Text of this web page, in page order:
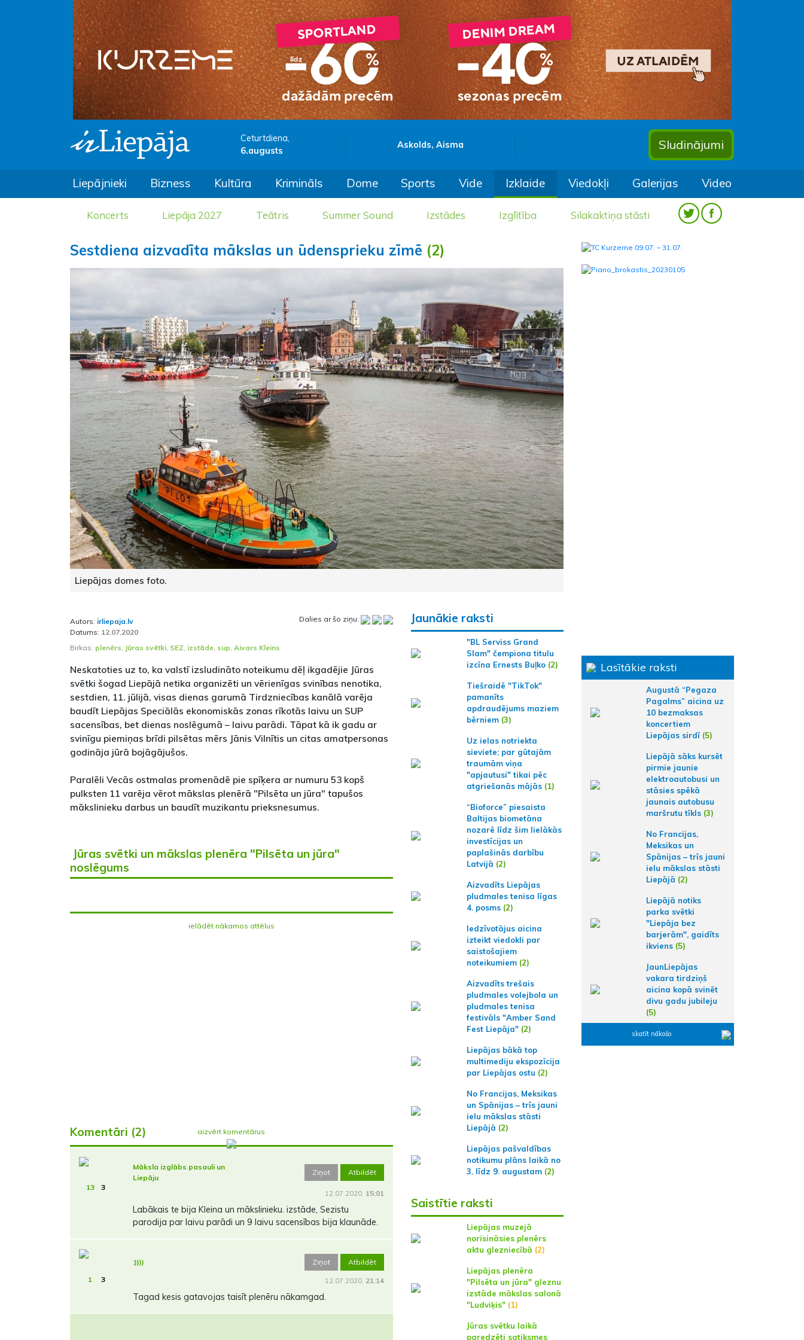
Ceturtdiena,
6.augusts
Askolds, Aisma Sludinājumi
Liepājnieki Bizness Kultūra Krimināls Dome Sports Vide Izklaide Viedokļi Galerijas Video
Koncerts Liepāja 2027 Teātris Summer Sound Izstādes Izglītība Silakaktiņa stāsti
Sestdiena aizvadīta mākslas un ūdensprieku zīmē (2)
Liepājas domes foto.
Autors: irliepaja.lv
Datums: 12.07.2020
Dalies ar šo ziņu:
Birkas: plenērs Jūras svētki SEZ izstāde sup Aivars Kleins
Neskatoties uz to, ka valstī izsludināto noteikumu dēļ ikgadējie Jūras
svētki šogad Liepājā netika organizēti un vērienīgas svinības nenotika,
sestdien, 11. jūlijā, visas dienas garumā Tirdzniecības kanālā varēja
baudīt Liepājas Speciālās ekonomiskās zonas rīkotās laivu un SUP
sacensības, bet dienas noslēgumā – laivu parādi. Tāpat kā ik gadu ar
svinīgu piemiņas brīdi pilsētas mērs Jānis Vilnītis un citas amatpersonas
godināja jūrā bojāgājušos.
Paralēli Vecās ostmalas promenādē pie spīķera ar numuru 53 kopš
pulksten 11 varēja vērot mākslas plenērā "Pilsēta un jūra" tapušos
mākslinieku darbus un baudīt muzikantu prieksnesumus.
Jūras svētki un mākslas plenēra "Pilsēta un jūra"
noslēgums
ielādēt nākamos attēlus
Komentāri (2) aizvērt komentārus
13 3
Māksla izglābs pasauli un
Liepāju
Ziņot Atbildēt
12.07.2020. 15:01
Labākais te bija Kleina un mākslinieku. izstāde, Sezistu
parodija par laivu parādi un 9 laivu sacensības bija klaunāde.
1 3
:)))) Ziņot Atbildēt
12.07.2020. 21:14
Tagad kesis gatavojas taisīt plenēru nākamgad.
Jaunākie raksti
"BL Serviss Grand
Slam" čempiona titulu
izcīna Ernests Buļko(2)
Tiešraidē "TikTok"
pamanīts
apdraudējums maziem
bērniem(3)
Uz ielas notriekta
sieviete; par gūtajām
traumām viņa
"apjautusi" tikai pēc
atgriešanās mājās(1)
“Bioforce” piesaista
Baltijas biometāna
nozarē līdz šim lielākās
investīcijas un
paplašinās darbību
Latvijā (2)
Aizvadīts Liepājas
pludmales tenisa līgas
4. posms(2)
Iedzīvotājus aicina
izteikt viedokli par
saistošajiem
noteikumiem (2)
Aizvadīts trešais
pludmales volejbola un
pludmales tenisa
festivāls "Amber Sand
Fest Liepāja"(2)
Liepājas bākā top
multimediju ekspozīcija
par Liepājas ostu (2)
No Francijas, Meksikas
un Spānijas – trīs jauni
ielu mākslas stāsti
Liepājā (2)
Liepājas pašvaldības
notikumu plāns laikā no
3. līdz 9. augustam(2)
Saistītie raksti
Liepājas muzejā
norisināsies plenērs
aktu glezniecībā (2)
Liepājas plenēra
"Pilsēta un jūra" gleznu
izstāde mākslas salonā
"Ludviķis"(1)
Jūras svētku laikā
paredzēti satiksmes
Lasītākie raksti
Augustā “Pegaza
Pagalms” aicina uz
10 bezmaksas
koncertiem
Liepājas sirdī (5)
Liepājā sāks kursēt
pirmie jaunie
elektroautobusi un
stāsies spēkā
jaunais autobusu
maršrutu tīkls (3)
No Francijas,
Meksikas un
Spānijas – trīs jauni
ielu mākslas stāsti
Liepājā (2)
Liepājā notiks
parka svētki
"Liepāja bez
barjerām", gaidīts
ikviens (5)
JaunLiepājas
vakara tirdziņš
aicina kopā svinēt
divu gadu jubileju
(5)
skatīt nākošo